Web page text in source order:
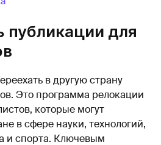
публикации для
в другую страну
Это программа релокации
которые могут
в сфере науки, технологий,
и спорта. Ключевым